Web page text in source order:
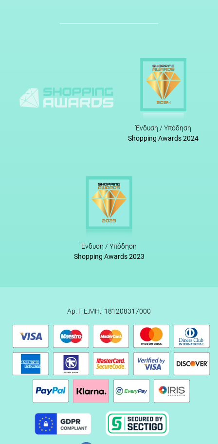
Ένδυση / Υπόδηση
Shopping Awards 2024
Ένδυση / Υπόδηση
Shopping Awards 2023
Αρ. Γ.Ε.ΜΗ.: 181208317000